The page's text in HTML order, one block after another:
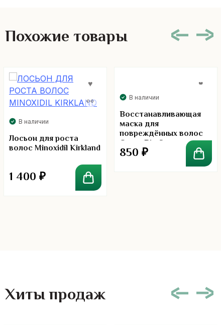
Похожие товары
В наличии
Лосьон для роста
волос Minoxidil Kirkland
1 400 ₽
В наличии
Восстанавливающая
маска для
повреждённых волос
Green Bio Super
Treatment Cream 250 мл
850 ₽
Хиты продаж